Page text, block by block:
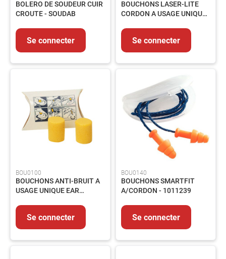
Protection
Antichute
Détection
de
Protection
OUTILLAGE
Outillage
électroportatif
Outillage
à
main
Outils
coupant
Outillage
bâtiment
BOLERO DE SOUDEUR CUIR
CROUTE - SOUDAB
Se connecter
BOUCHONS LASER-LITE
CORDON A USAGE UNIQUE -
Se connecter
BOU0100
BOUCHONS ANTI-BRUIT A
USAGE UNIQUE EAR
Se connecter
BOU0140
BOUCHONS SMARTFIT
A/CORDON - 1011239
Se connecter